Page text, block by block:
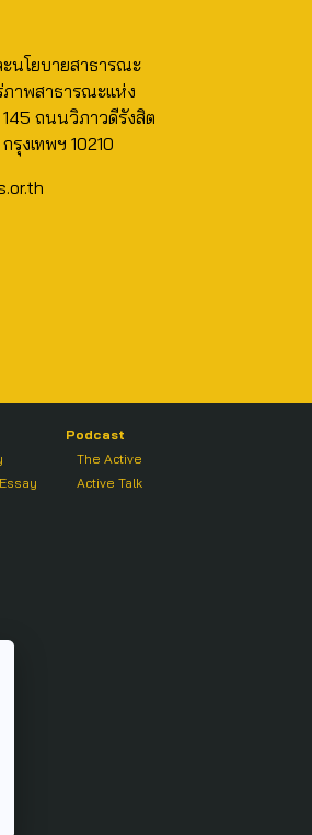
นโยบายสาธารณะ
ภาพสาธารณะแห่ง
ถนนวิภาวดีรังสิต
รุงเทพฯ 10210
Podcast
The Active
Active Talk